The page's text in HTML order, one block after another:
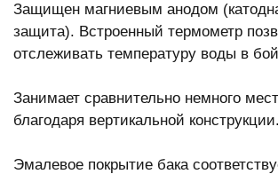
Защищен магниевым анодом
защита). Встроенный термометр
отслеживать температуру воды в
Занимает сравнительно немного
благодаря вертикальной конструкции.
Эмалевое покрытие бака